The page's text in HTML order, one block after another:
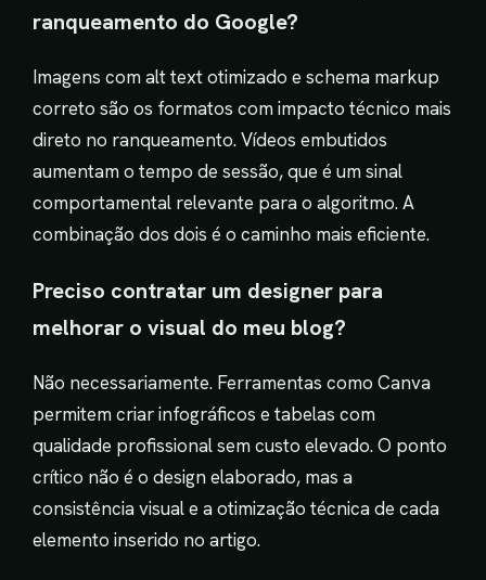
ranqueamento do Google?
Imagens com alt text otimizado e schema markup
correto são os formatos com impacto técnico mais
direto no ranqueamento. Vídeos embutidos
aumentam o tempo de sessão, que é um sinal
comportamental relevante para o algoritmo. A
combinação dos dois é o caminho mais eficiente.
Preciso contratar um designer para
melhorar o visual do meu blog?
Não necessariamente. Ferramentas como Canva
permitem criar infográficos e tabelas com
qualidade profissional sem custo elevado. O ponto
crítico não é o design elaborado, mas a
consistência visual e a otimização técnica de cada
elemento inserido no artigo.